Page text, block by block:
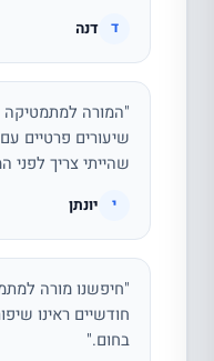
ד דנה
"המורה למתמטיקה
שיעורים פרטיים
שהייתי צריך לפני
י יונתן
"חיפשנו מורה
חודשיים ראינו
בחום."